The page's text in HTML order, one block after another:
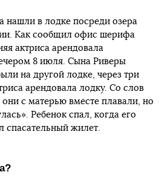
нашли в лодке посреди озера
Как сообщил офис шерифа
актриса арендовала
8 июля. Сына Риверы
на другой лодке, через три
арендовала лодку. Со слов
они с матерью вместе плавали, но
Ребенок спал, когда его
спасательный жилет.